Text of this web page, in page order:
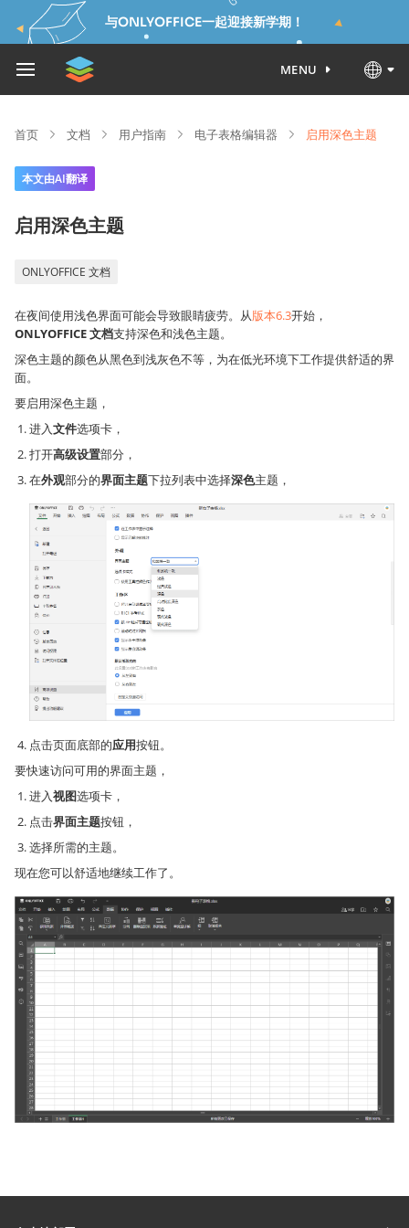
与ONLYOFFICE一起迎接新学期！
MENU
首页 文档 用户指南 电子表格编辑器 启用深色主题
本文由AI翻译
启用深色主题
ONLYOFFICE 文档
在夜间使用浅色界面可能会导致眼睛疲劳。从版本6.3开始，
ONLYOFFICE 文档支持深色和浅色主题。
深色主题的颜色从黑色到浅灰色不等，为在低光环境下工作提供舒适的界
面。
要启用深色主题，
进入文件选项卡，
打开高级设置部分，
在外观部分的界面主题下拉列表中选择深色主题，
点击页面底部的应用按钮。
要快速访问可用的界面主题，
进入视图选项卡，
点击界面主题按钮，
选择所需的主题。
现在您可以舒适地继续工作了。